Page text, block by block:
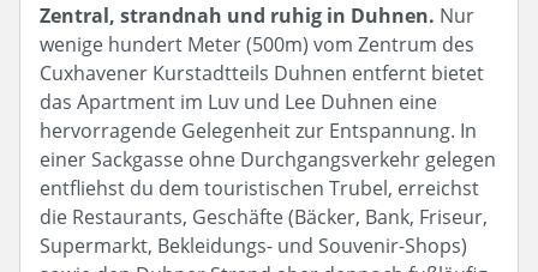
Zentral, strandnah und ruhig in Duhnen. Nur
wenige hundert Meter (500m) vom Zentrum des
Cuxhavener Kurstadtteils Duhnen entfernt bietet
das Apartment im Luv und Lee Duhnen eine
hervorragende Gelegenheit zur Entspannung. In
einer Sackgasse ohne Durchgangsverkehr gelegen
entfliehst du dem touristischen Trubel, erreichst
die Restaurants, Geschäfte (Bäcker, Bank, Friseur,
Supermarkt, Bekleidungs- und Souvenir-Shops)